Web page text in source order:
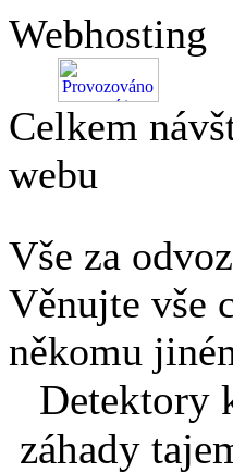
Webhosting
Celkem
webu
Vše za odvoz
Věnujte vše
někomu
Detektory
záhady